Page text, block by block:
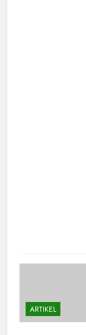
ARTIKEL